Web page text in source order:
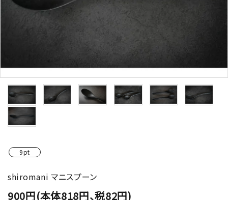
9pt
shiromani マニスプーン
900円(本体818円、税82円)